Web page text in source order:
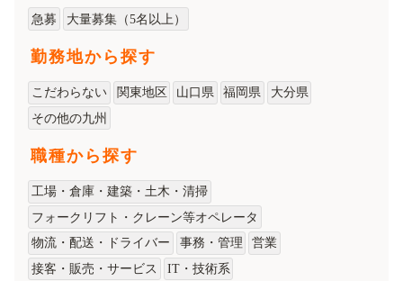
急募 大量募集（5名以上）
勤務地から探す
こだわらない 関東地区 山口県 福岡県
大分県
その他の九州
職種から探す
工場・倉庫・建築・土木・清掃
フォークリフト・クレーン等オペレータ
物流・配送・ドライバー
事務・管理
営業
接客・販売・サービス
IT・技術系